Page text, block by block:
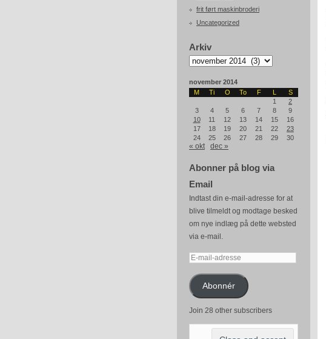
frit ført maskinbroderi
Uncategorized
Arkiv
Arkiv
november 2014
M
Ti O To F L
S
1
2
3
4 5 6 7 8
9
10
11 12 13 14 15
16
17
18 19 20 21 22
23
24
25 26 27 28 29 30
« okt dec »
Abonner på blog via
Email
Indtast din e-mail-adresse for at
blive tilmeldt og modtage besked
om nye indlæg på dette websted
via e-mail.
E-
adresseAbonnér
Join 28 other subscribers